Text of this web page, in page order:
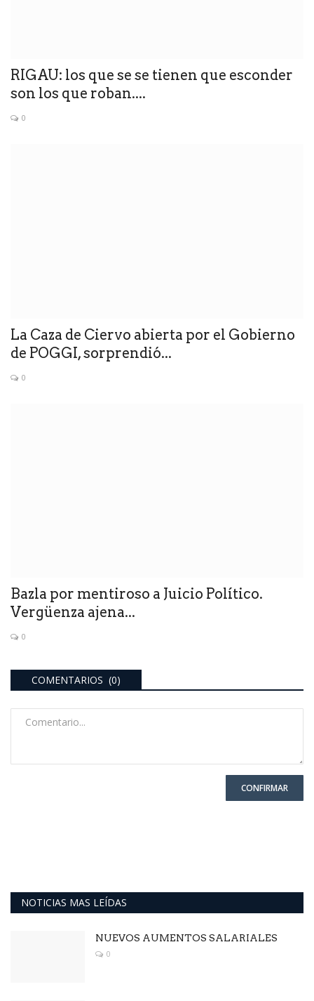
RIGAU: los que se se tienen que esconder
son los que roban....
0
La Caza de Ciervo abierta por el Gobierno
de POGGI, sorprendió...
0
Bazla por mentiroso a Juicio Político.
Vergüenza ajena...
0
COMENTARIOS (0)
CONFIRMAR
NOTICIAS MAS LEÍDAS
NUEVOS AUMENTOS SALARIALES
0